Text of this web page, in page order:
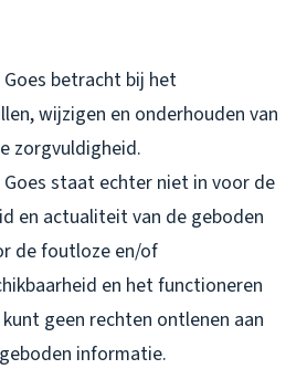
betracht bij het
wijzigen en onderhouden van
zorgvuldigheid.
staat echter niet in voor de
en actualiteit van de geboden
de foutloze en/of
en het functioneren
geen rechten ontlenen aan
informatie.